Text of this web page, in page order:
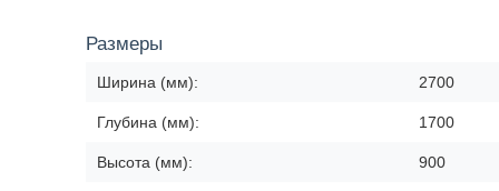
Размеры
Ширина (мм): 2700
Глубина (мм): 1700
Высота (мм): 900